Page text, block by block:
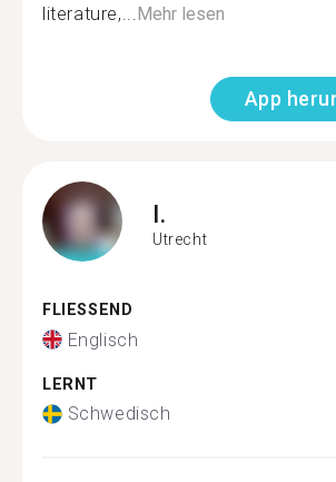
literature,...Mehr lesen
App
I.
Utrecht
FLIESSEND
Englisch
LERNT
Schwedisch